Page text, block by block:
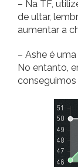
– Na TF,
de ultar,
aumentar a
– Ashe é
No entanto,
conseguimos